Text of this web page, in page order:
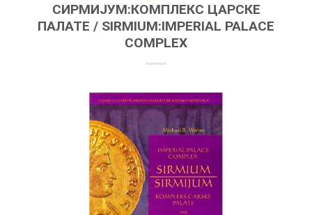
СИРМИЈУМ:КОМПЛЕКС ЦАРСКЕ
ПАЛАТЕ / SIRMIUM:IMPERIAL PALACE
COMPLEX